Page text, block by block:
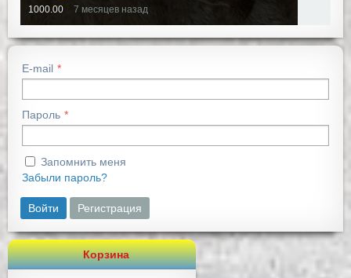
1000.00 7 месяцев назад
E-mail
Пароль
Запомнить меня
Забыли пароль?
Войти Регистрация
Корзина